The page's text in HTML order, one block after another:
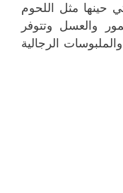
حينها مثل اللحوم
والعسل وتتوفر
الرجالية